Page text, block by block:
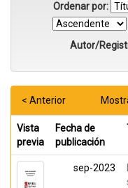
Ordenar por:
Autor/
< Anterior
Vista
previa
Fecha de
publicación
sep-2023